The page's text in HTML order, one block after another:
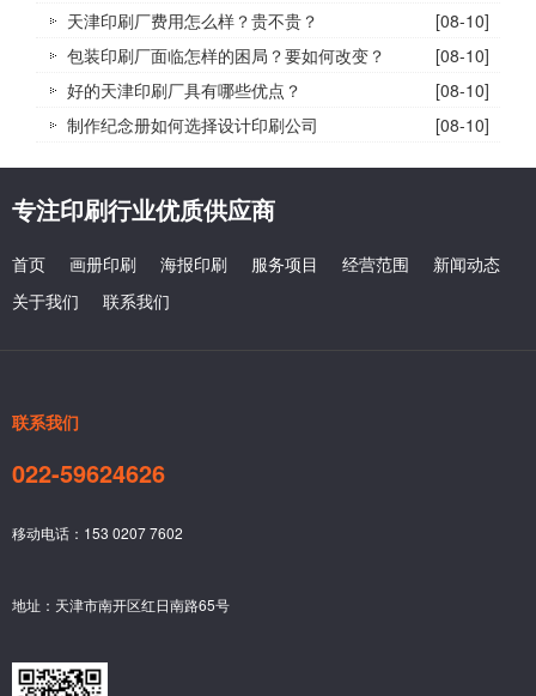
天津印刷厂费用怎么样？贵不贵？
[08-10]
包装印刷厂面临怎样的困局？要如何改变？
[08-10]
好的天津印刷厂具有哪些优点？
[08-10]
制作纪念册如何选择设计印刷公司
[08-10]
专注印刷行业优质供应商
首页 画册印刷 海报印刷 服务项目 经营范围
新闻动态
关于我们
联系我们
联系我们
022-59624626
移动电话：153 0207 7602
地址：天津市南开区红日南路65号